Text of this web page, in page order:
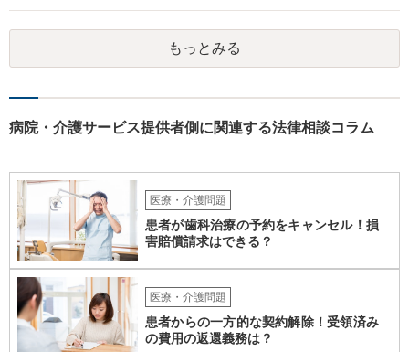
かは少し調べてみてはいかがでしょうか。 グループホームは基本的に
要支援者自身が自立して生活する（その責任も負担する）ことを前提
とした支援システムなので、今回のように障がい者による損害や費用
が発生するたびに運営会社が負担するということはシステム的にも経
がよく、むしろ職員を増やして対応するとのことで悪くない対応のグ
あるかどうかですね。 あと、家での生活では出なかった他害行動（暴
力）がでたというお話ですが、それは、現在のグループホームの生活
に対するお子さんのストレスが出ている可能性も高いところです。 な
ので、まだそのグループホームに入って日が浅いなどの場合には、も
う少し様子を見るしかありませんが、時間が経っているのに２度目の
他害行動があったということであれば、問題は思ったより深刻かもし
れません。 いずれにせよ、一度職員の方と暴力が生じた際の事実経緯
を確認し、またその直近に何か変化がなかったかなどのお子さんの障
がい特性に照らした原因分析をしてみると再発防止策が浮かぶかもし
れません。
もっとみる
病院・介護サービス提供者側に関連する法律相談コラム
医療・介護問題
患者が歯科治療の予約をキャンセル！損
害賠償請求はできる？
医療・介護問題
患者からの一方的な契約解除！受領済み
の費用の返還義務は？